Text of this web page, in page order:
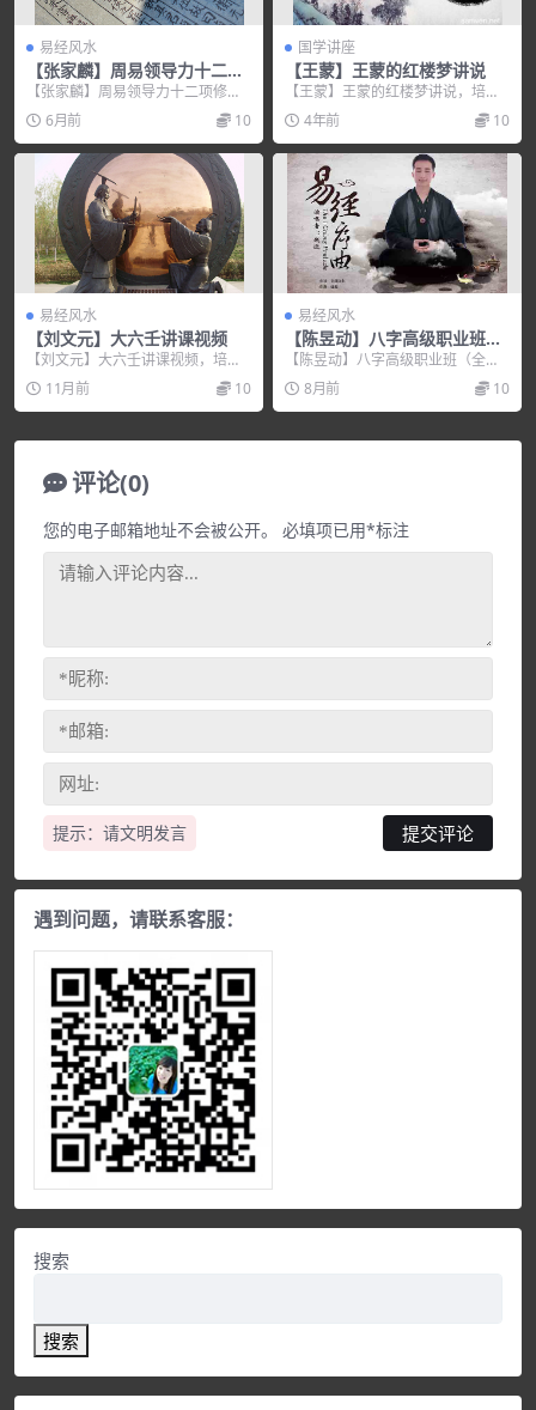
易经风水
【张家麟】周易领导力十二项
修炼
【张家麟】周易领导力十二项修
炼，培训讲座视频，培训课程视频
教程下载，百度网盘资源...
6月前 10
国学讲座
【王蒙】王蒙的红楼梦讲说
【王蒙】王蒙的红楼梦讲说，培训
讲座视频，培训课程视频教程下
载，百度网盘资源分享下...
4年前 10
易经风水
【刘文元】大六壬讲课视频
【刘文元】大六壬讲课视频，培训
讲座视频，培训课程视频教程下
载，百度网盘资源分享下...
11月前 10
易经风水
【陈昱动】八字高级职业班
（全集视频）
【陈昱动】八字高级职业班（全集
视频），培训讲座视频，培训课程
视频教程下载，百度网...
8月前 10
评论(0)
提示：请文明发言
您的电子邮箱地址不会被公开。 必填项已用*标注
遇到问题，请联系客服：
搜索
搜索